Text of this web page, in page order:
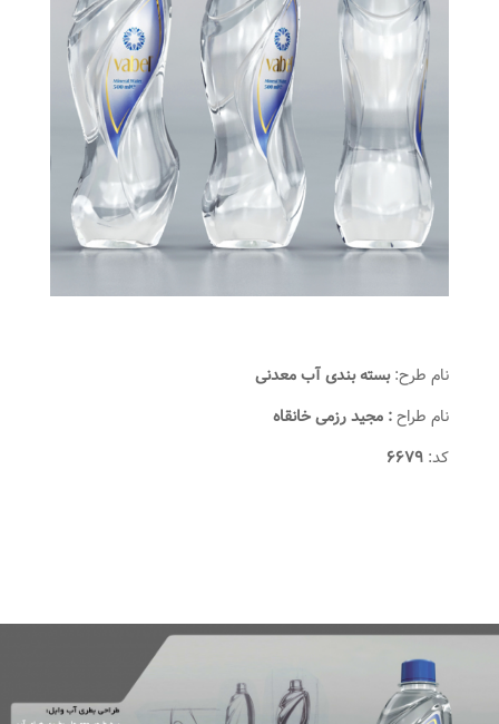
نام طرح:بسته بندی آب معدنی
نام طراح: مجید رزمی خانقاه
کد: ۶۶۷۹